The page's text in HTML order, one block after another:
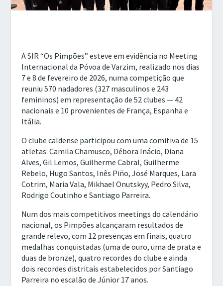
A SIR “Os Pimpões” esteve em evidência no Meeting
Internacional da Póvoa de Varzim, realizado nos dias
7 e 8 de fevereiro de 2026, numa competição que
reuniu 570 nadadores (327 masculinos e 243
femininos) em representação de 52 clubes — 42
nacionais e 10 provenientes de França, Espanha e
Itália.
O clube caldense participou com uma comitiva de 15
atletas: Camila Chamusco, Débora Inácio, Diana
Alves, Gil Lemos, Guilherme Cabral, Guilherme
Rebelo, Hugo Santos, Inês Piño, José Marques, Lara
Cotrim, Maria Vala, Mikhael Onutskyy, Pedro Silva,
Rodrigo Coutinho e Santiago Parreira.
Num dos mais competitivos meetings do calendário
nacional, os Pimpões alcançaram resultados de
grande relevo, com 12 presenças em finais, quatro
medalhas conquistadas (uma de ouro, uma de prata e
duas de bronze), quatro recordes do clube e ainda
dois recordes distritais estabelecidos por Santiago
Parreira no escalão de Júnior 17 anos.